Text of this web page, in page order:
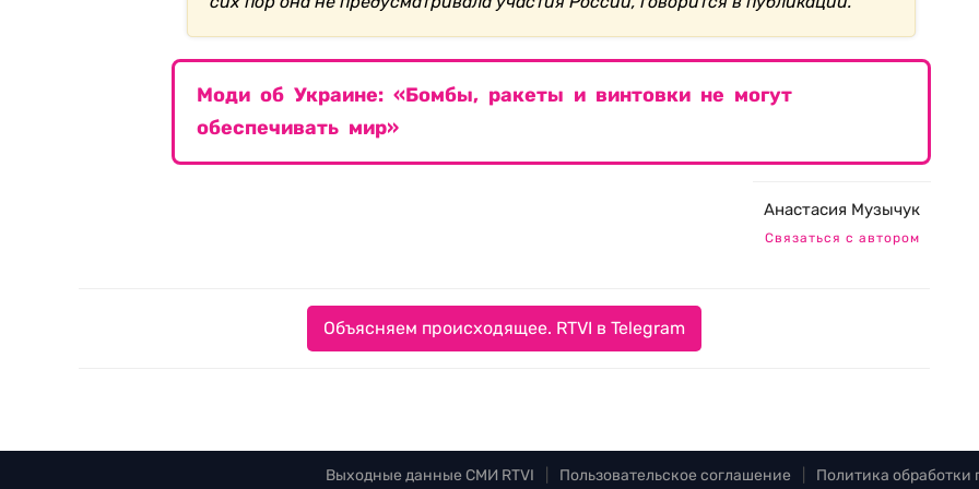
Моди об Украине: «Бомбы, ракеты и винтовки не могут
обеспечивать мир»
Анастасия Музычук
Связаться с автором
Объясняем происходящее. RTVI в Telegram
Выходные данные СМИ RTVI Пользовательское соглашение Политика